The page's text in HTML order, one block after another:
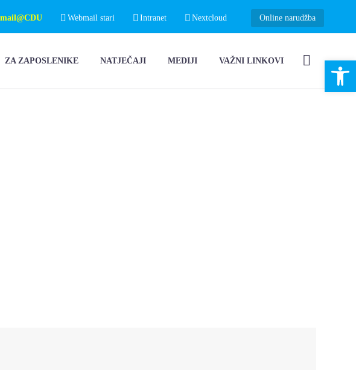
mail@CDU Webmail stari Intranet Nextcloud Online narudžba
ZA ZAPOSLENIKE NATJEČAJI MEDIJI VAŽNI LINKOVI